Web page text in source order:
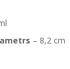
– 8,2 cm